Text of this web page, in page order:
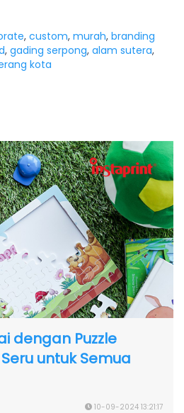
, custom, murah, branding
, gading serpong, alam sutera,
kota
dengan Puzzle
untuk Semua
10-09-2024 13:21:17